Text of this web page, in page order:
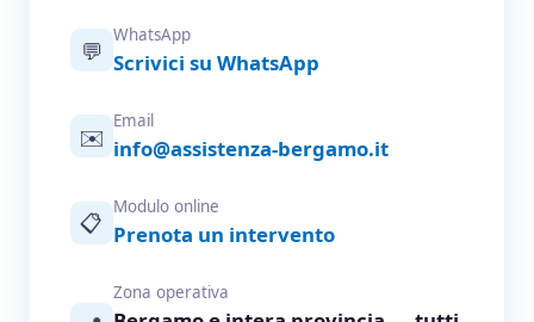
💬
WhatsApp
Scrivici su WhatsApp
✉️
Email
info@assistenza-bergamo.it
📋
Modulo online
Prenota un intervento
Zona operativa